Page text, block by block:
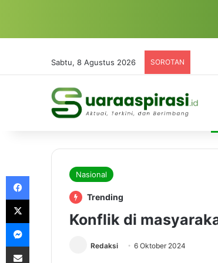
Sabtu, 8 Agustus 2026 SOROTAN
Nasional
Trending
Konflik di
Redaksi 6 Oktober 2024
Messenger